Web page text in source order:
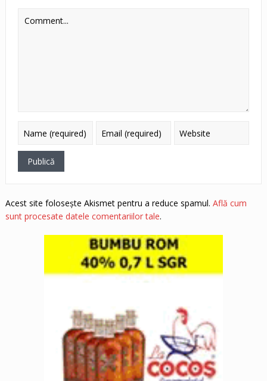
Acest site folosește Akismet pentru a reduce spamul. Află cum
sunt procesate datele comentariilor tale.